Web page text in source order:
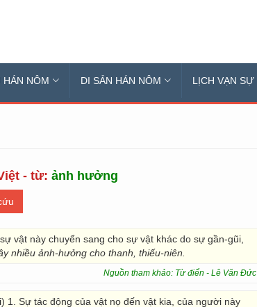
HÁN NÔM DI SẢN HÁN NÔM LỊCH VẠN SỰ
- từ:ảnh hưởng
vật này chuyển sang cho sự vật khác do sự gần-gũi,
nhiều ảnh-hưởng cho thanh, thiếu-niên.
Nguồn tham khảo: Từ điển - Lê Văn Đức
1. Sự tác động của vật nọ đến vật kia, của người này